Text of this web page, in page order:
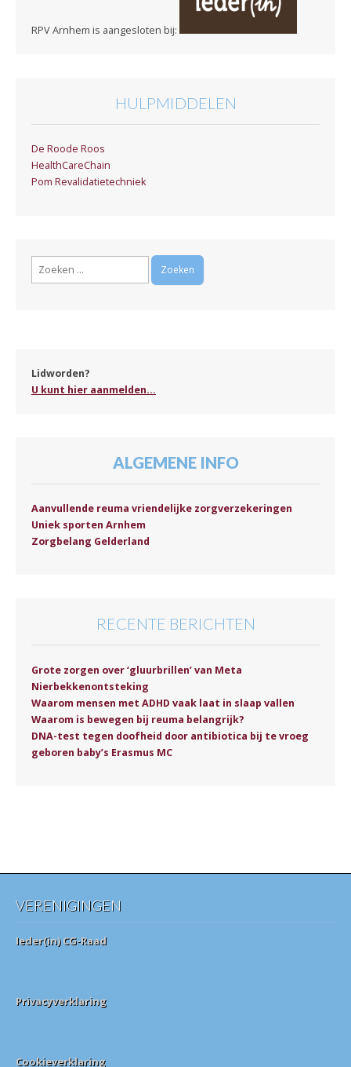
RPV Arnhem is aangesloten bij:
HULPMIDDELEN
De Roode Roos
HealthCareChain
Pom Revalidatietechniek
Zoeken
Lidworden?
U kunt hier aanmelden...
ALGEMENE INFO
Aanvullende reuma vriendelijke zorgverzekeringen
Uniek sporten Arnhem
Zorgbelang Gelderland
RECENTE BERICHTEN
Grote zorgen over ‘gluurbrillen’ van Meta
Nierbekkenontsteking
Waarom mensen met ADHD vaak laat in slaap vallen
Waarom is bewegen bij reuma belangrijk?
DNA-test tegen doofheid door antibiotica bij te vroeg
geboren baby’s Erasmus MC
VERENIGINGEN
Ieder(in) CG-Raad
Privacyverklaring
Cookieverklaring